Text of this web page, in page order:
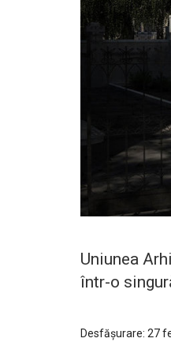
Uniunea
într-o
Desfășurare: 27